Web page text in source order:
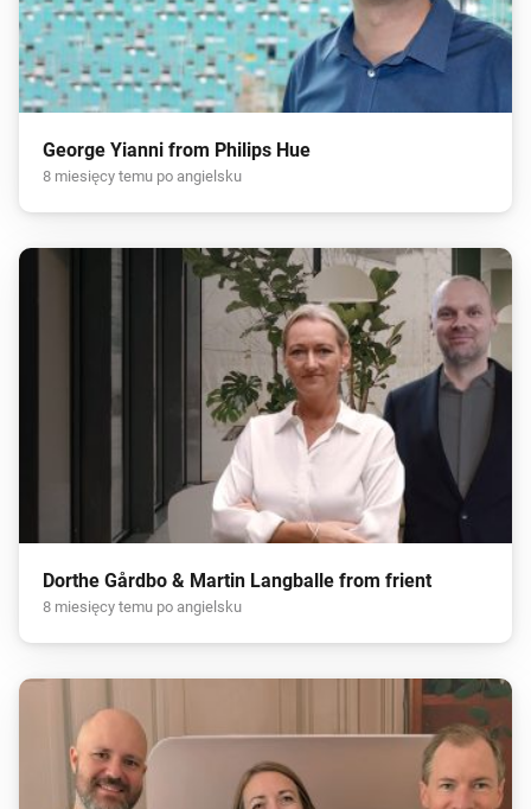
George Yianni from Philips Hue
8 miesięcy temu po angielsku
Dorthe Gårdbo & Martin Langballe from frient
8 miesięcy temu po angielsku